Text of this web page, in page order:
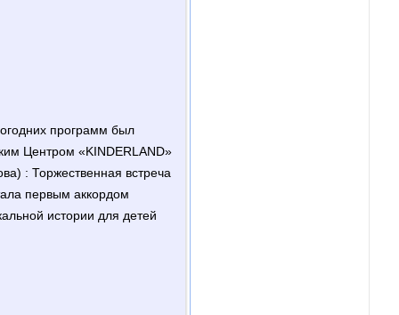
программ был
Центром «KINDERLAND»
: Торжественная встреча
первым аккордом
истории для детей